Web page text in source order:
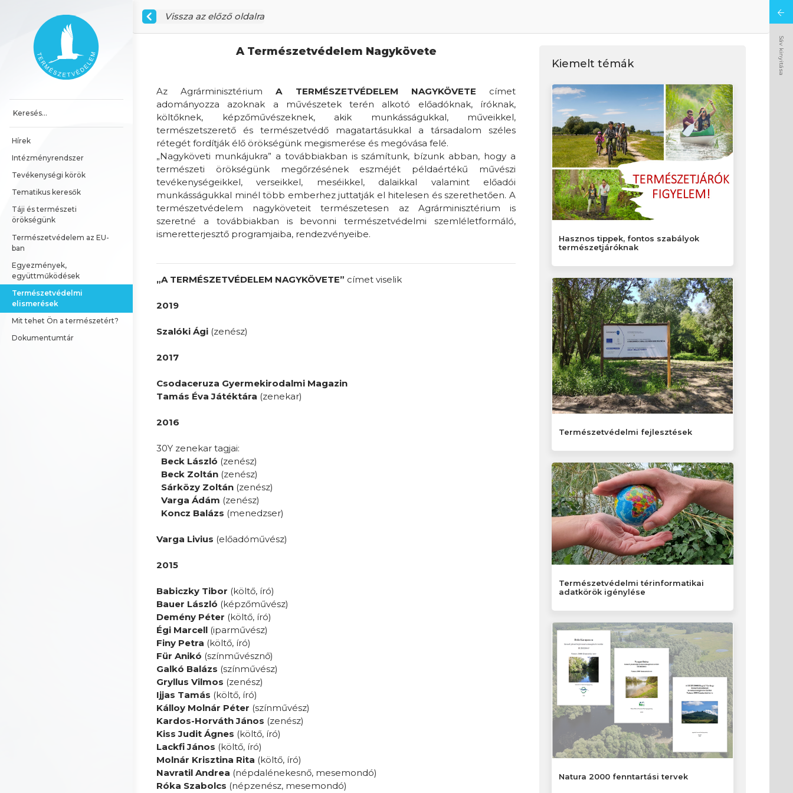
Főoldal
Hírek
Intézményrendszer
Tevékenységi körök
Tematikus keresők
Táji és természeti
örökségünk
Természetvédelem az EU-
ban
Egyezmények,
együttműködések
Természetvédelmi
elismerések
Mit tehet Ön a természetért?
Dokumentumtár
Vissza az előző oldalra
A Természetvédelem Nagykövete
Az Agrárminisztérium A TERMÉSZETVÉDELEM NAGYKÖVETE címet
adományozza azoknak a művészetek terén alkotó előadóknak, íróknak,
költőknek, képzőművészeknek, akik munkásságukkal, műveikkel,
természetszerető és természetvédő magatartásukkal a társadalom széles
rétegét fordítják élő örökségünk megismerése és megóvása felé.
„Nagyköveti munkájukra” a továbbiakban is számítunk, bízunk abban, hogy a
természeti örökségünk megőrzésének eszméjét példaértékű művészi
tevékenységeikkel, verseikkel, meséikkel, dalaikkal valamint előadói
munkásságukkal minél több emberhez juttatják el hitelesen és szerethetően. A
természetvédelem nagyköveteit természetesen az Agrárminisztérium is
szeretné a továbbiakban is bevonni természetvédelmi szemléletformáló,
ismeretterjesztő programjaiba, rendezvényeibe.
„A TERMÉSZETVÉDELEM NAGYKÖVETE” címet viselik
2019
Szalóki Ági (zenész)
2017
Csodaceruza Gyermekirodalmi Magazin
Tamás Éva Játéktára (zenekar)
2016
30Y zenekar tagjai:
Beck László (zenész)
Beck Zoltán (zenész)
Sárközy Zoltán (zenész)
Varga Ádám (zenész)
Koncz Balázs (menedzser)
Varga Livius (előadóművész)
2015
Babiczky Tibor (költő, író)
Bauer László (képzőművész)
Demény Péter (költő, író)
Égi Marcell (iparművész)
Finy Petra (költő, író)
Für Anikó (színművésznő)
Galkó Balázs (színművész)
Gryllus Vilmos (zenész)
Ijjas Tamás (költő, író)
Kálloy Molnár Péter (színművész)
Kardos-Horváth János (zenész)
Kiss Judit Ágnes (költő, író)
Lackfi János (költő, író)
Molnár Krisztina Rita (költő, író)
Navratil Andrea (népdalénekesnő, mesemondó)
Róka Szabolcs (népzenész, mesemondó)
Kiemelt témák
Hasznos tippek, fontos szabályok
természetjáróknak
Természetvédelmi fejlesztések
Természetvédelmi térinformatikai
adatkörök igénylése
Natura 2000 fenntartási tervek
Sáv kinyitása